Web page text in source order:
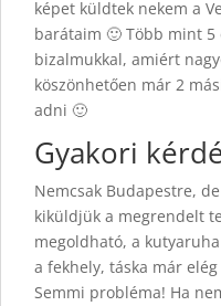
képet küldtek nekem a
barátaim 🙂 Több mint
bizalmukkal, amiért
köszönhetően már 2
adni 🙂
Gyakori
Nemcsak Budapestre,
kiküldjük a megrendelt
megoldható, a
a fekhely, táska már
Semmi probléma! Ha